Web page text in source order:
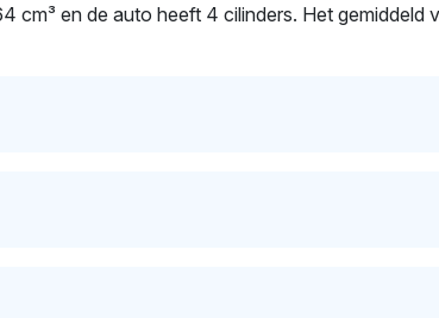
cm³ en de auto heeft 4 cilinders. Het gemiddeld
gewicht van 1.355 kg. Dit voertuig is al
is naar schatting